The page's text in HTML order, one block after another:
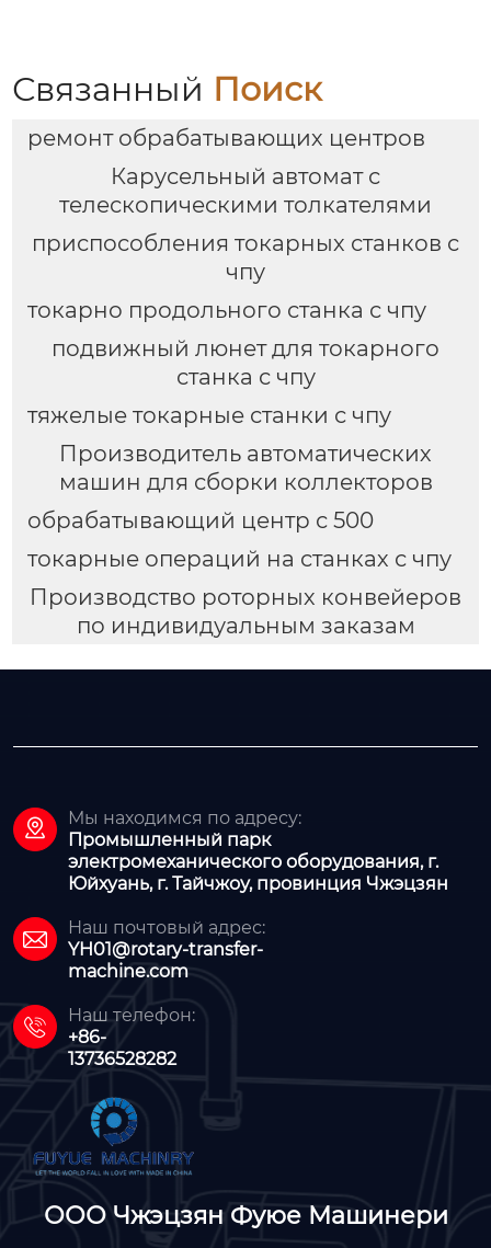
Связанный Поиск
ремонт обрабатывающих центров
Карусельный автомат с
телескопическими толкателями
приспособления токарных станков с
чпу
токарно продольного станка с чпу
подвижный люнет для токарного
станка с чпу
тяжелые токарные станки с чпу
Производитель автоматических
машин для сборки коллекторов
обрабатывающий центр с 500
токарные операций на станках с чпу
Производство роторных конвейеров
по индивидуальным заказам

Мы находимся по адресу:
Промышленный парк
электромеханического оборудования, г.
Юйхуань, г. Тайчжоу, провинция Чжэцзян

Наш почтовый адрес:
YH01@rotary-transfer-
machine.com

Наш телефон:
+86-
13736528282
ООО Чжэцзян Фуюе Машинери